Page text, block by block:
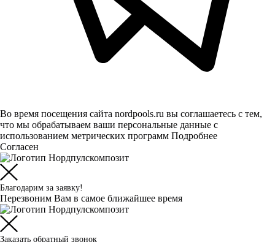
Во время посещения сайта nordpools.ru вы соглашаетесь с тем,
что мы обрабатываем ваши персональные данные с
использованием метрических программ Подробнее
Согласен
Благодарим за заявку!
Перезвоним Вам в самое ближайшее время
Заказать обратный звонок